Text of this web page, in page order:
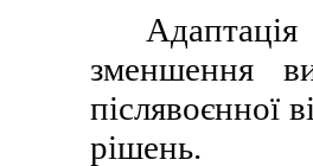
зменшення
післявоєнної
рішень.